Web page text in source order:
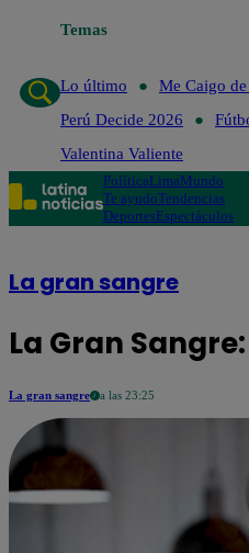
Temas
Lo último
Me Caigo de
Perú Decide 2026
Valentina Valiente
PolíticaLimaMundo
Te ayudoTendencias
DeportesEspectáculos
La gran sangre
La Gran
La gran sangre a las 23:25